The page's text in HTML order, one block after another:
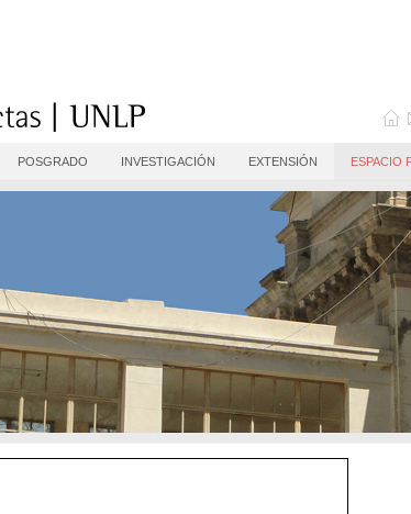
POSGRADO INVESTIGACIÓN EXTENSIÓN ESPACIO